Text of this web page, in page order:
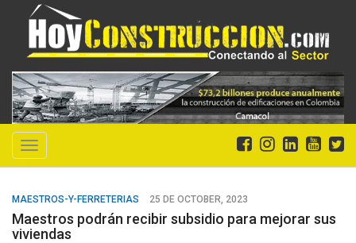
Toggle
navigation
MAESTROS-Y-FERRETERIAS 25 DE OCTOBER, 2023
Maestros podrán recibir subsidio para mejorar sus
viviendas